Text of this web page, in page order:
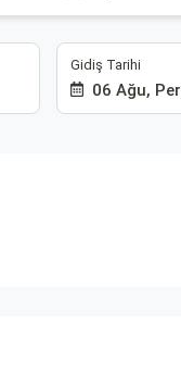
Gidiş Tarihi
06 Ağu, Per